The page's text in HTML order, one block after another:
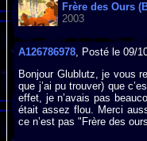
Frère des Ours
2003
A126786978 , Posté le 09/
Bonjour Glublutz, je vous
que j’ai pu trouver) que
effet, je n’avais pas
était assez flou. Merci
ce n’est pas "Frère des